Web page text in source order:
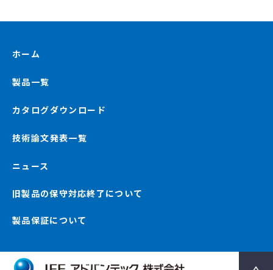
ホーム
製品一覧
カタログダウンロード
技術論文発表一覧
ニュース
旧製品の保守対応終了について
製品保証について